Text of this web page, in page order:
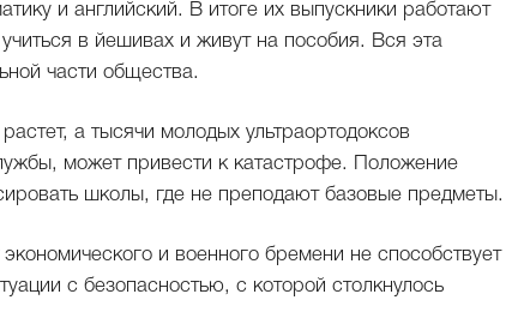
и английский. В итоге их выпускники работают
в йешивах и живут на пособия. Вся эта
части общества.
а тысячи молодых ультраортодоксов
может привести к катастрофе. Положение
школы, где не преподают базовые предметы.
и военного бремени не способствует
с безопасностью, с которой столкнулось